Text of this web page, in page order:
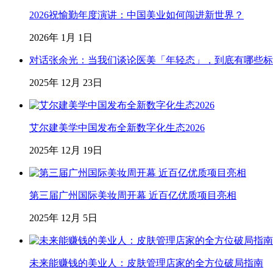
2026祝愉勤年度演讲：中国美业如何闯进新世界？
2026年 1月 1日
对话张余光：当我们谈论医美「年轻态」，到底有哪些
2025年 12月 23日
艾尔建美学中国发布全新数字化生态2026
2025年 12月 19日
第三届广州国际美妆周开幕 近百亿优质项目亮相
2025年 12月 5日
未来能赚钱的美业人：皮肤管理店家的全方位破局指南